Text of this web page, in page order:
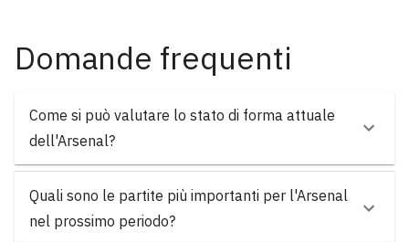
Domande frequenti
Come si può valutare lo stato di forma attuale
dell'Arsenal?
Quali sono le partite più importanti per l'Arsenal
nel prossimo periodo?